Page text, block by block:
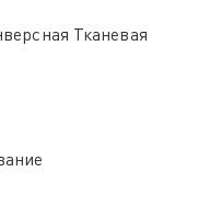
Тканевая